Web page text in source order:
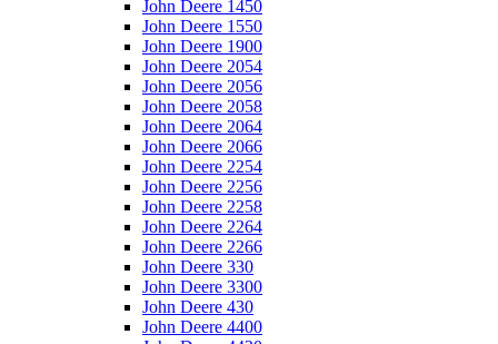
John Deere 1450
John Deere 1550
John Deere 1900
John Deere 2054
John Deere 2056
John Deere 2058
John Deere 2064
John Deere 2066
John Deere 2254
John Deere 2256
John Deere 2258
John Deere 2264
John Deere 2266
John Deere 330
John Deere 3300
John Deere 430
John Deere 4400